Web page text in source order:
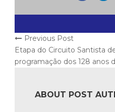
Previous Post
Etapa do Circuito Santista
programação dos 128 anos
ABOUT POST